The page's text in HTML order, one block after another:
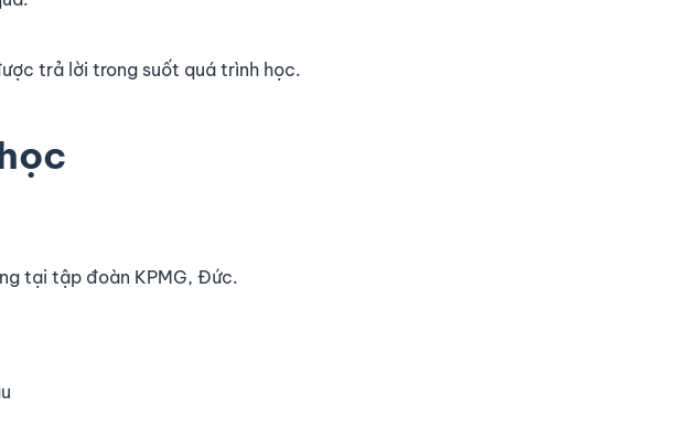
trả lời trong suốt quá trình học.
tại tập đoàn KPMG, Đức.